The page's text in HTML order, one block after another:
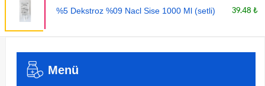
%5 Dekstroz %09 Nacl Sise 1000 Ml (setli) 39.48 ₺
Menü